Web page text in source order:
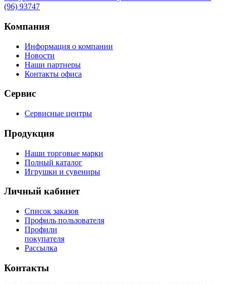
(96) 93747
Компания
Информация о компании
Новости
Наши партнеры
Контакты офиса
Сервис
Сервисные центры
Продукция
Наши торговые марки
Полный каталог
Игрушки и сувениры
Личный кабинет
Список заказов
Профиль пользователя
Профили
покупателя
Рассылка
Контакты